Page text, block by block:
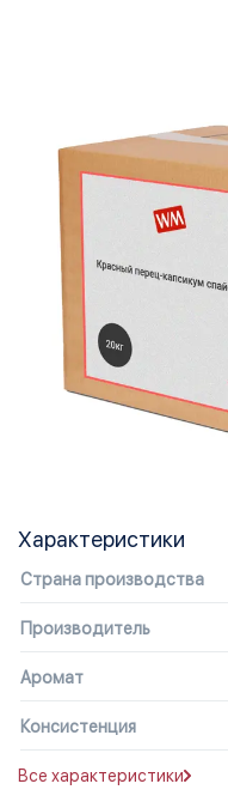
Характеристики
Страна производства
Производитель
Аромат
Консистенция
Все характеристики